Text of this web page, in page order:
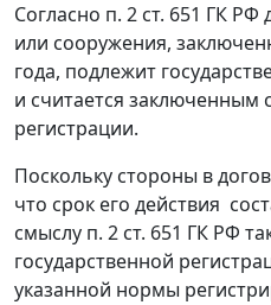
Согласно п. 2 ст. 651 ГК РФ
или сооружения,
года, подлежит
и считается заключенным
регистрации.
Поскольку стороны в
что срок его действия
смыслу п. 2 ст. 651 ГК РФ
государственной
указанной нормы